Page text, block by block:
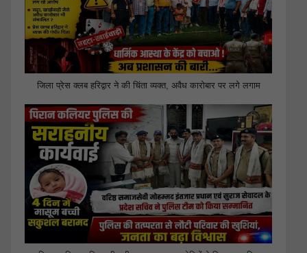
जिला प्रेस क्लब हरिद्वार ने की चिंता व्यक्त, अवैध कारोबार पर लगे लगाम